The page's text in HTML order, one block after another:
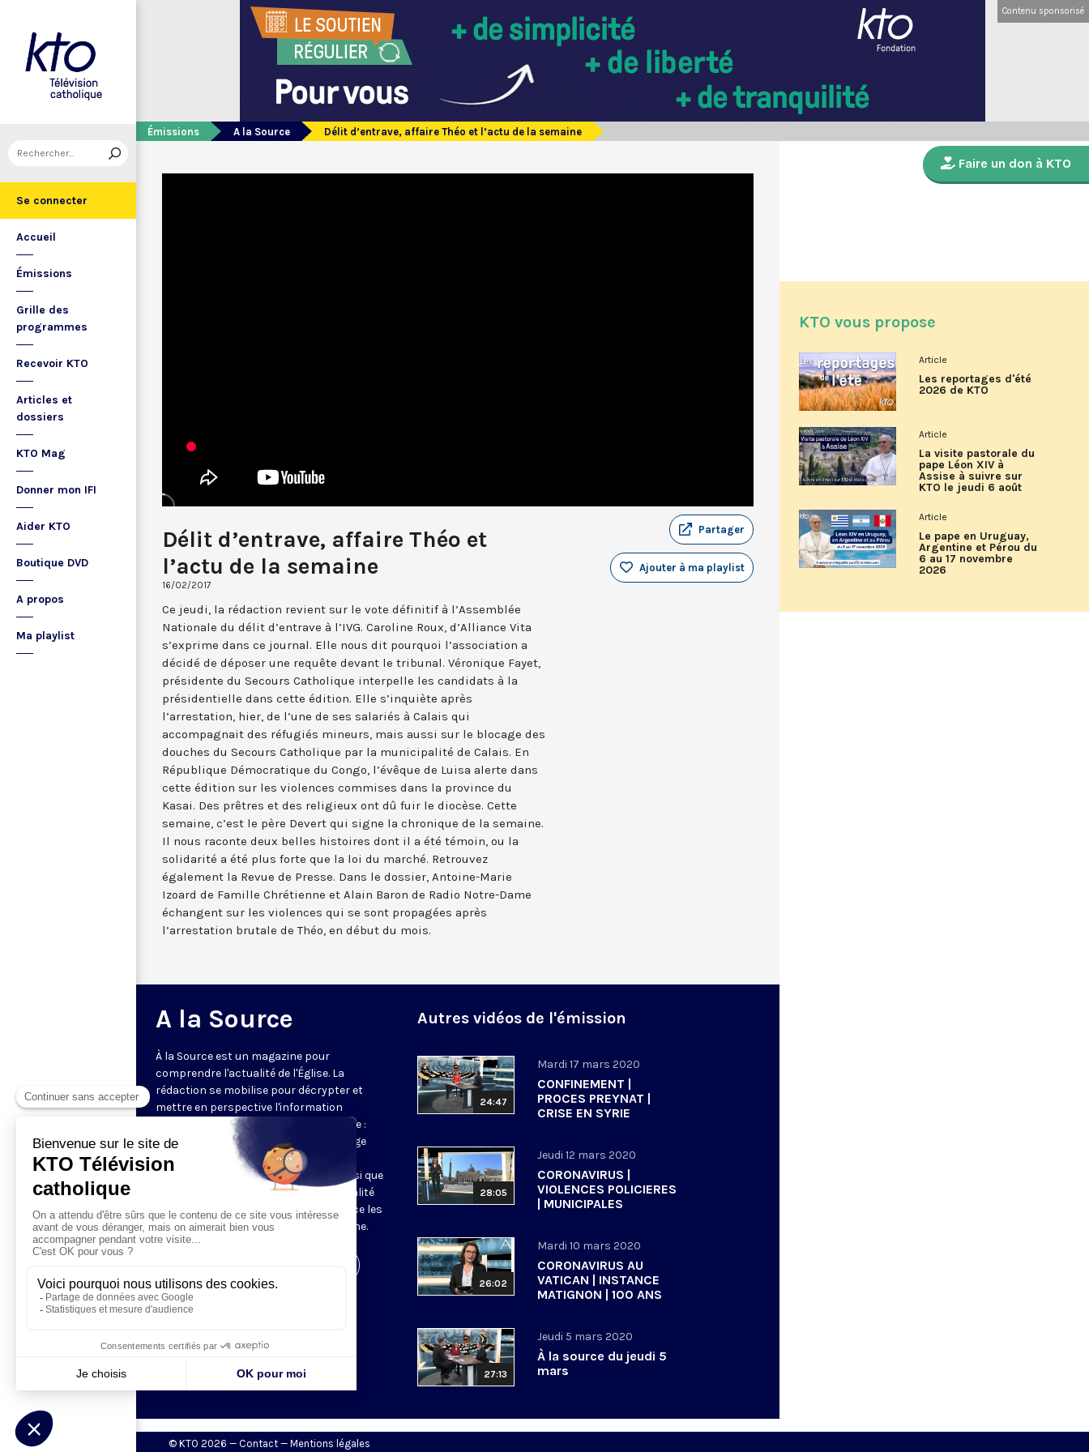
Se connecter
Accueil
Émissions
Grille des
programmes
Recevoir KTO
Articles et
dossiers
KTO Mag
Donner mon IFI
Aider KTO
Boutique DVD
A propos
Ma playlist
Contenu sponsorisé
Émissions A la Source Délit d’entrave, affaire Théo et l’actu de la semaine
Délit d’entrave, affaire Théo et
l’actu de la semaine
16/02/2017
Partager
Ajouter à ma playlist
Ce jeudi, la rédaction revient sur le vote définitif à l’Assemblée
Nationale du délit d’entrave à l’IVG. Caroline Roux, d’Alliance Vita
s’exprime dans ce journal. Elle nous dit pourquoi l’association a
décidé de déposer une requête devant le tribunal. Véronique Fayet,
présidente du Secours Catholique interpelle les candidats à la
présidentielle dans cette édition. Elle s’inquiète après
l’arrestation, hier, de l’une de ses salariés à Calais qui
accompagnait des réfugiés mineurs, mais aussi sur le blocage des
douches du Secours Catholique par la municipalité de Calais. En
République Démocratique du Congo, l’évêque de Luisa alerte dans
cette édition sur les violences commises dans la province du
Kasai. Des prêtres et des religieux ont dû fuir le diocèse. Cette
semaine, c’est le père Devert qui signe la chronique de la semaine.
Il nous raconte deux belles histoires dont il a été témoin, ou la
solidarité a été plus forte que la loi du marché. Retrouvez
également la Revue de Presse. Dans le dossier, Antoine-Marie
Izoard de Famille Chrétienne et Alain Baron de Radio Notre-Dame
échangent sur les violences qui se sont propagées après
l’arrestation brutale de Théo, en début du mois.
A la Source
À la Source est un magazine pour
comprendre l'actualité de l'Église. La
rédaction se mobilise pour décrypter et
mettre en perspective l'information
religieuse de la semaine. Au programme :
reportages, revue de presse, décryptage
d'experts, analyses des directeurs de
rédaction de la presse chrétienne, ainsi que
tour à tour, le regard décalé sur l'actualité
des chroniqueurs. Retrouvez À la Source les
mardi et jeudi à 21h45 sur notre antenne.
Autres vidéos de l'émission
24:47
Mardi 17 mars 2020
CONFINEMENT |
PROCES PREYNAT |
CRISE EN SYRIE
28:05
Jeudi 12 mars 2020
CORONAVIRUS |
VIOLENCES POLICIERES
| MUNICIPALES
26:02
Mardi 10 mars 2020
CORONAVIRUS AU
VATICAN | INSTANCE
MATIGNON | 100 ANS
27:13
Jeudi 5 mars 2020
À la source du jeudi 5
mars
Faire un don à KTO
KTO vous propose
Article
Les reportages d'été
2026 de KTO
Article
La visite pastorale du
pape Léon XIV à
Assise à suivre sur
KTO le jeudi 6 août
Article
Le pape en Uruguay,
Argentine et Pérou du
6 au 17 novembre
2026
© KTO 2026 — Contact — Mentions légales